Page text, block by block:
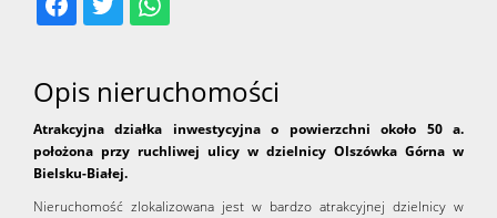
Opis nieruchomości
Atrakcyjna działka inwestycyjna o powierzchni około 50 a.
położona przy ruchliwej ulicy w dzielnicy Olszówka Górna w
Bielsku-Białej.
Nieruchomość zlokalizowana jest w bardzo atrakcyjnej dzielnicy w